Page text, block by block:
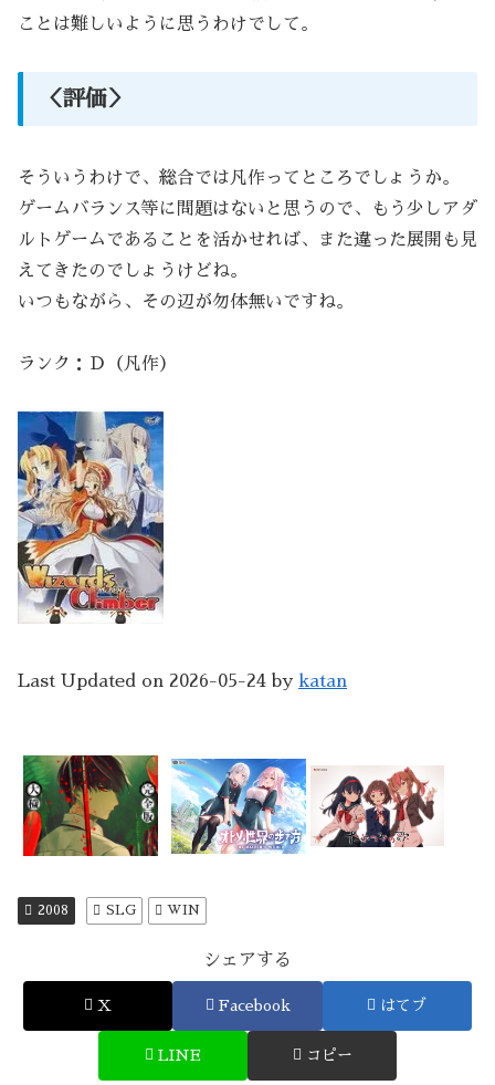
ことは難しいように思うわけでして。
＜評価＞
そういうわけで、総合では凡作ってところでしょうか。
ゲームバランス等に問題はないと思うので、もう少しアダ
ルトゲームであることを活かせれば、また違った展開も見
えてきたのでしょうけどね。
いつもながら、その辺が勿体無いですね。
ランク：Ｄ（凡作）
Last Updated on 2026-05-24 by katan
2008 SLG WIN
シェアする
X Facebook はてブ
LINE コピー